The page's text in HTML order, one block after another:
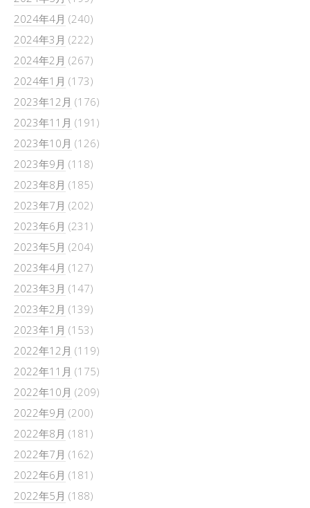
2024年4月 (240)
2024年3月 (222)
2024年2月 (267)
2024年1月 (173)
2023年12月 (176)
2023年11月 (191)
2023年10月 (126)
2023年9月 (118)
2023年8月 (185)
2023年7月 (202)
2023年6月 (231)
2023年5月 (204)
2023年4月 (127)
2023年3月 (147)
2023年2月 (139)
2023年1月 (153)
2022年12月 (119)
2022年11月 (175)
2022年10月 (209)
2022年9月 (200)
2022年8月 (181)
2022年7月 (162)
2022年6月 (181)
2022年5月 (188)